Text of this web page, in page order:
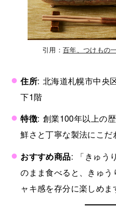
引用：百年、つけもの
住所: 北海道札幌市中央
下1階
特徴: 創業100年以上の
鮮さと丁寧な製法にこだ
おすすめ商品: 「きゅう
のまま食べると、きゅ
ャキ感を存分に楽しめま